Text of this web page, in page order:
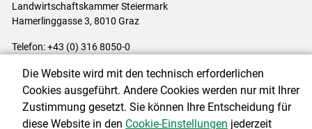
Landwirtschaftskammer Steiermark
Hamerlinggasse 3, 8010 Graz
Telefon: +43 (0) 316 8050-0
Impressum|Kontakt|Datenschutzerklärung|Barrierefreiheit|
Cookie-Einstellungen
Die Website wird mit den technisch erforderlichen
Cookies ausgeführt. Andere Cookies werden nur mit Ihrer
Zustimmung gesetzt. Sie können Ihre Entscheidung für
diese Website in den Cookie-Einstellungen jederzeit